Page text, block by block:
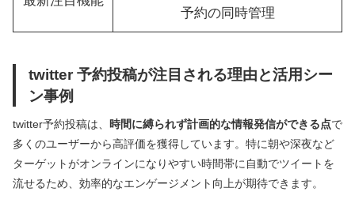
予約の同時管理
twitter 予約投稿が注目される理由と活用シー
ン事例
twitter予約投稿は、 時間に縛られず計画的な情報発信ができる点で
多くのユーザーから高評価を獲得しています。特に朝や深夜など
ターゲットがオンラインになりやすい時間帯に自動でツイートを
流せるため、効率的なエンゲージメント向上が期待できます。